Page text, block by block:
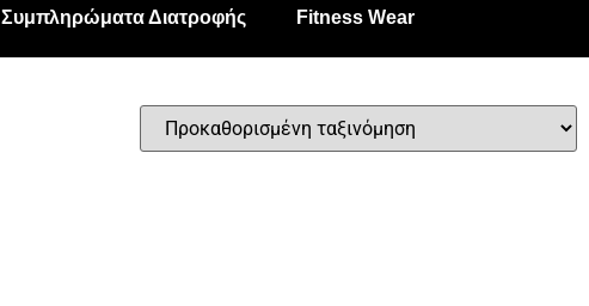
Συμπληρώματα Διατροφής Fitness Wear